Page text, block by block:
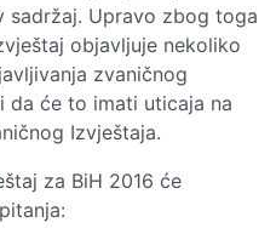
sadržaj. Upravo zbog toga
objavljuje nekoliko
zvaničnog
da će to imati uticaja na
Izvještaja.
za BiH 2016 će